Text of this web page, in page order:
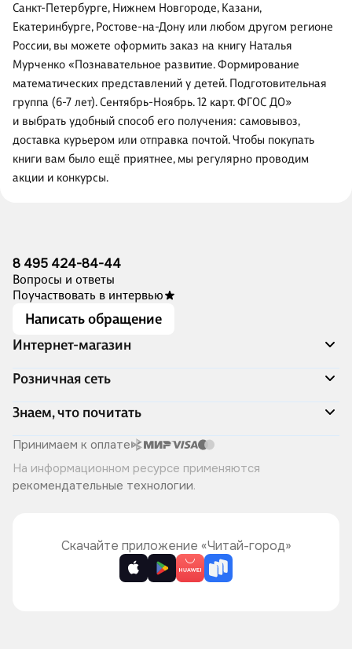
Санкт-Петербурге, Нижнем Новгороде, Казани,
Екатеринбурге, Ростове-на-Дону или любом другом регионе
России, вы можете оформить заказ на книгу Наталья
Мурченко «Познавательное развитие. Формирование
математических представлений у детей. Подготовительная
группа (6-7 лет). Сентябрь-Ноябрь. 12 карт. ФГОС ДО»
и выбрать удобный способ его получения: самовывоз,
доставка курьером или отправка почтой. Чтобы покупать
книги вам было ещё приятнее, мы регулярно проводим
акции и конкурсы.
8 495 424-84-44
Вопросы и ответы
Поучаствовать в интервью
Написать обращение
Интернет-магазин
Акции
Доставка и оплата
Программа лояльности
Подарочные сертификаты
Правила продажи
Политика конфиденциальности
Розничная сеть
Адреса магазинов
Книжный Дозор
О компании
Читай-город для бизнеса
Хотите у нас работать?
Знаем, что почитать
Скоро в продаже
Лучшие из лучших
Читай-журнал
Принимаем к оплате
На информационном ресурсе применяются
рекомендательные технологии.
Скачайте приложение «Читай-город»